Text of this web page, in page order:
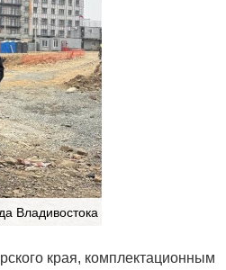
Владивостока
края, комплектационным